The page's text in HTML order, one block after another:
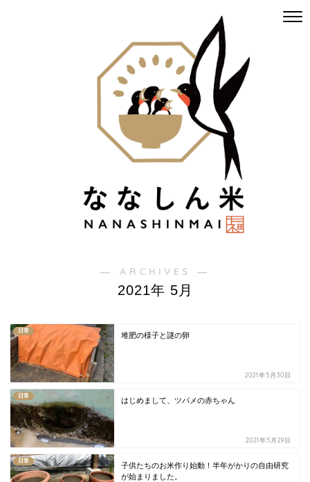
― ARCHIVES ―
2021年 5月
日常
堆肥の様子と謎の卵
2021年5月30日
日常
はじめまして、ツバメの赤ちゃん
2021年5月29日
日常
子供たちのお米作り始動！半年がかりの自由研究
が始まりました。